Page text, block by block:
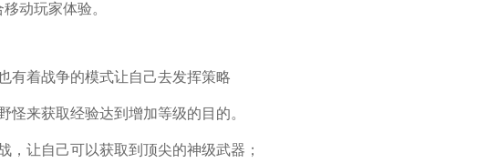
动玩家体验。
有着战争的模式让自己去发挥策略
怪来获取经验达到增加等级的目的。
，让自己可以获取到顶尖的神级武器；